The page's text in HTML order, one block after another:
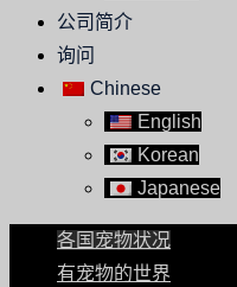
公司简介
询问
Chinese
English
Korean
Japanese
各国宠物状况
有宠物的世界